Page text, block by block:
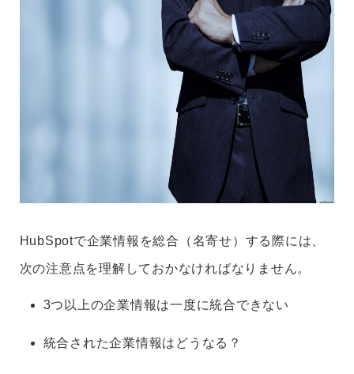
HubSpotで企業情報を総合（名寄せ）する際には、
次の注意点を理解しておかなければなりません。
3つ以上の企業情報は一度に統合できない
統合された企業情報はどうなる？